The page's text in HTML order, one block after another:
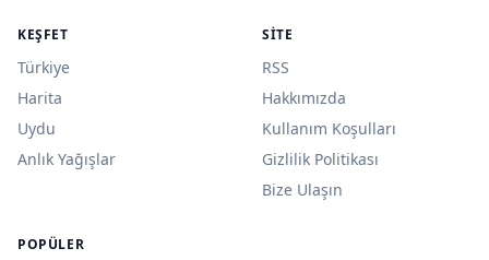
KEŞFET
Türkiye
Harita
Uydu
Anlık Yağışlar
SITE
RSS
Hakkımızda
Kullanım Koşulları
Gizlilik Politikası
Bize Ulaşın
POPÜLER